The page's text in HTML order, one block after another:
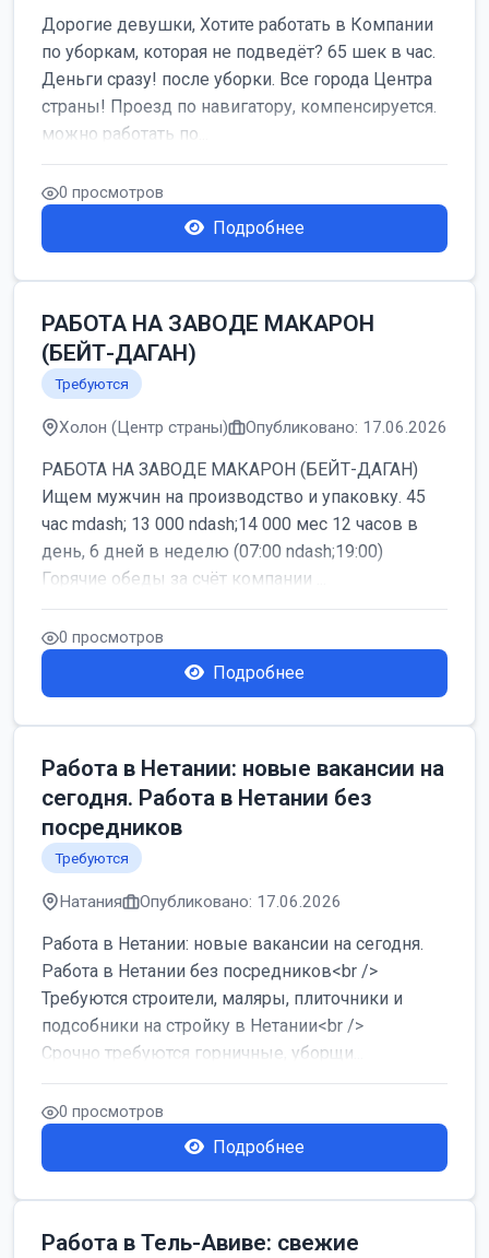
Дорогие девушки, Хотите работать в Компании
по уборкам, которая не подведёт? 65 шек в час.
Деньги сразу! после уборки. Все города Центра
страны! Проезд по навигатору, компенсируется.
можно работать по...
0 просмотров
Подробнее
РАБОТА НА ЗАВОДЕ МАКАРОН
(БЕЙТ-ДАГАН)
Требуются
Холон (Центр страны) Опубликовано: 17.06.2026
РАБОТА НА ЗАВОДЕ МАКАРОН (БЕЙТ-ДАГАН)
Ищем мужчин на производство и упаковку. 45
час mdash; 13 000 ndash;14 000 мес 12 часов в
день, 6 дней в неделю (07:00 ndash;19:00)
Горячие обеды за счёт компании ...
0 просмотров
Подробнее
Работа в Нетании: новые вакансии на
сегодня. Работа в Нетании без
посредников
Требуются
Натания Опубликовано: 17.06.2026
Работа в Нетании: новые вакансии на сегодня.
Работа в Нетании без посредников<br />
Требуются строители, маляры, плиточники и
подсобники на стройку в Нетании<br />
Срочно требуются горничные, уборщи...
0 просмотров
Подробнее
Работа в Тель-Авиве: свежие